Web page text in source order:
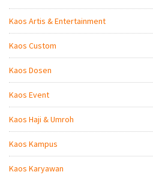
Kaos Artis & Entertainment
Kaos Custom
Kaos Dosen
Kaos Event
Kaos Haji & Umroh
Kaos Kampus
Kaos Karyawan